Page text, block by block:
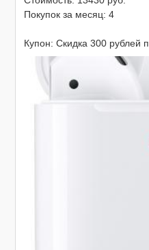
Покупок за месяц: 4
Купон: Скидка 300 рублей
Код: 300SALE123
рублей.
Ограничения: смартфоны,
Код купона будет